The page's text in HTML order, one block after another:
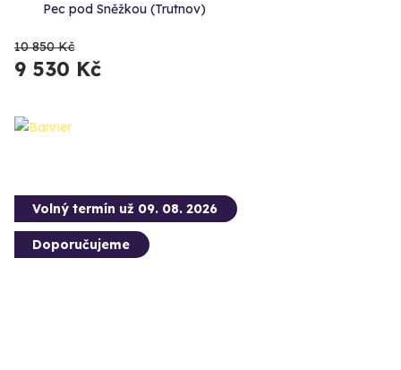
Pec pod Sněžkou (Trutnov)
10 850 Kč
9 530 Kč
Volný termín už 09. 08. 2026
Doporučujeme